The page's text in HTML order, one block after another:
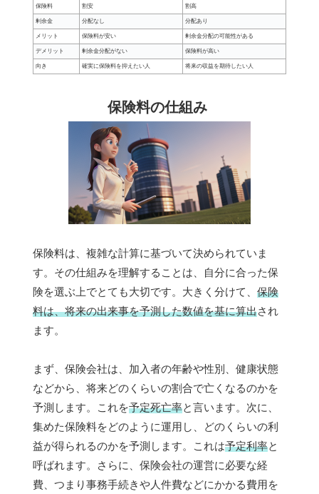
保険料 割安 割高
剰余金 分配なし 分配あり
メリット 保険料が安い 剰余金分配の可能性がある
デメリット 剰余金分配がない 保険料が高い
向き 確実に保険料を抑えたい人 将来の収益を期待したい人
保険料の仕組み
保険料は、複雑な計算に基づいて決められていま
す。その仕組みを理解することは、自分に合った保
険を選ぶ上でとても大切です。大きく分けて、 保険
料は、将来の出来事を予測した数値を基に算出され
ます。
まず、保険会社は、加入者の年齢や性別、健康状態
などから、将来どのくらいの割合で亡くなるのかを
予測します。これを予定死亡率と言います。次に、
集めた保険料をどのように運用し、どのくらいの利
益が得られるのかを予測します。これは予定利率と
呼ばれます。さらに、保険会社の運営に必要な経
費、つまり事務手続きや人件費などにかかる費用を